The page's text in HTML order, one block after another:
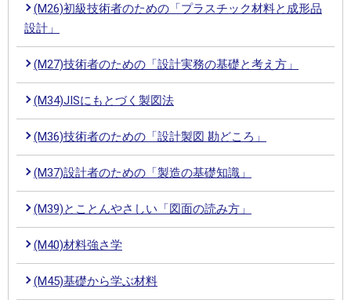
(M26)初級技術者のための「プラスチック材料と成形品
設計」
(M27)技術者のための「設計実務の基礎と考え方」
(M34)JISにもとづく製図法
(M36)技術者のための「設計製図 勘どころ」
(M37)設計者のための「製造の基礎知識」
(M39)とことんやさしい「図面の読み方」
(M40)材料強さ学
(M45)基礎から学ぶ材料